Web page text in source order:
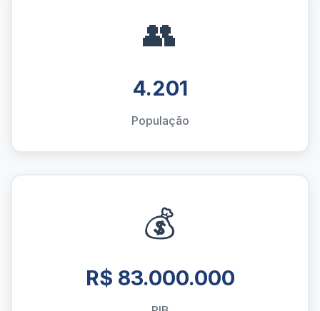
👥
4.201
População
💰
R$ 83.000.000